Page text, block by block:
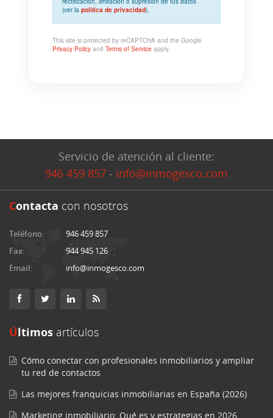
(ver la política de privacidad).
This site is protected by reCAPTCHA and the Google
Privacy Policy and Terms of Service apply.
Servicio de atención al cliente:
946 459 857 - info@inmogesco.com
Contacta con nosotros
Teléfono:
946 459 857
Fax:
944 945 126
Email:
info@inmogesco.com
Últimos artículos
Cómo conectar con profesionales inmobiliarios y ampliar
tu red de contactos
Las mejores franquicias inmobiliarias en España (2026)
Marketing inmobiliario: Qué es y estrategias en 2026